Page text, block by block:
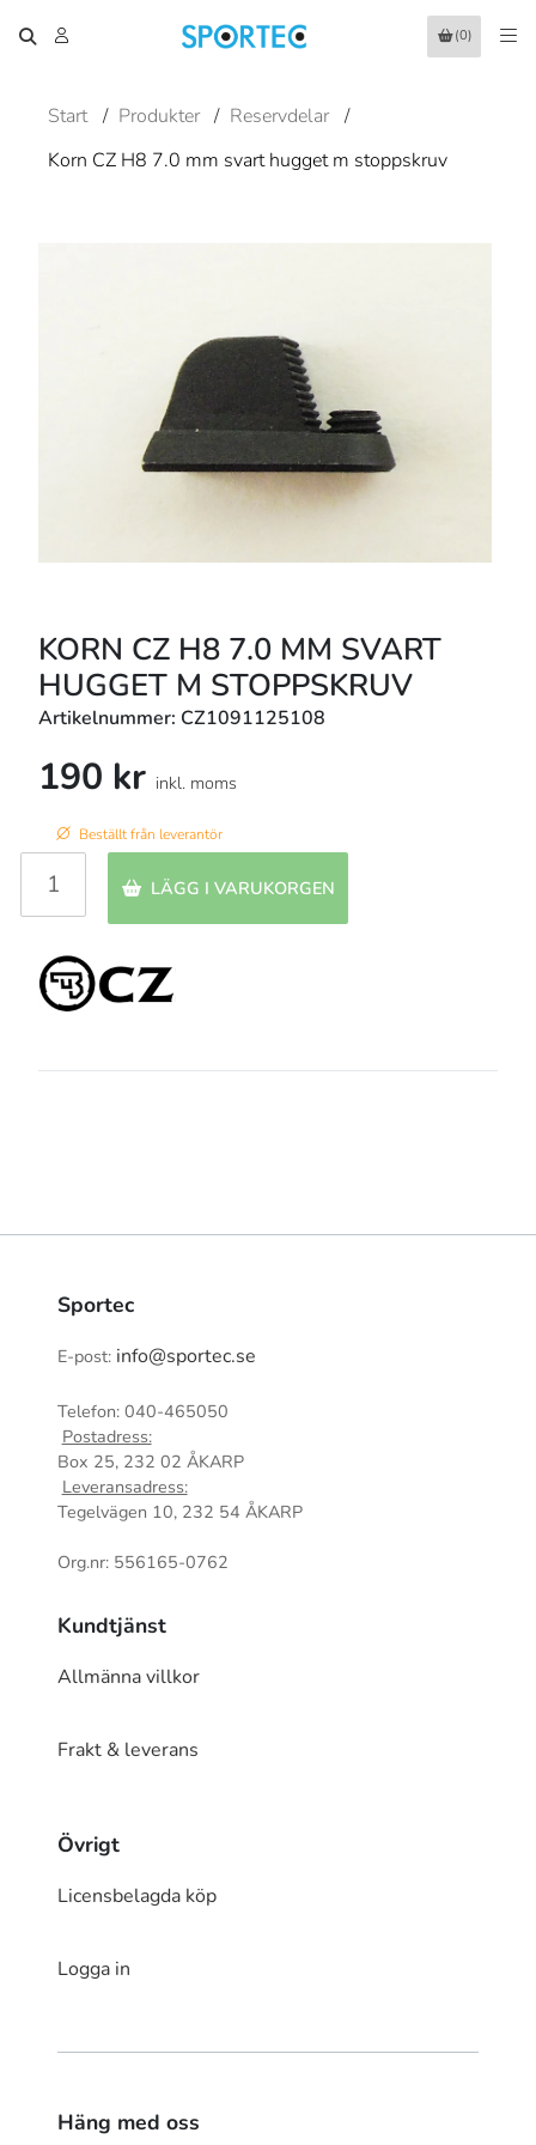
(0)
Start / Produkter / Reservdelar /
Korn CZ H8 7.0 mm svart hugget m stoppskruv
KORN CZ H8 7.0 MM SVART
HUGGET M STOPPSKRUV
Artikelnummer: CZ1091125108
190 kr inkl. moms
Beställt från leverantör
LÄGG I VARUKORGEN
Sportec
E-post: info@sportec.se
Telefon: 040-465050
Postadress:
Box 25, 232 02 ÅKARP
Leveransadress:
Tegelvägen 10, 232 54 ÅKARP
Org.nr: 556165-0762
Kundtjänst
Allmänna villkor
Frakt & leverans
Övrigt
Licensbelagda köp
Logga in
Häng med oss